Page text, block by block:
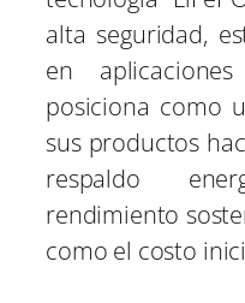
alta seguridad,
en
posiciona como
sus productos
respaldo
rendimiento
como el costo